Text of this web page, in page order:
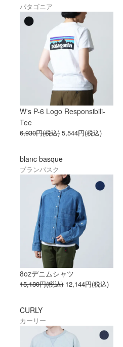
パタゴニア
W's P-6 Logo Responsibili-
Tee
6,930円(税込) 5,544円(税込)
blanc basque
ブランバスク
8ozデニムシャツ
15,180円(税込) 12,144円(税込)
CURLY
カーリー